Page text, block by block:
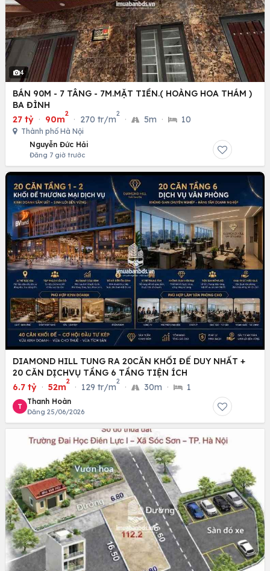
4
BÁN 90M - 7 TÂNG - 7M.MẶT TIỀN.( HOÀNG HOA THÁM )
BA ĐÌNH
27 tỷ · 90m
2
· 270 tr/m
2
· 5m · 10
Thành phố Hà Nội
Nguyễn Đức Hải
Đăng 7 giờ trước
DIAMOND HILL TUNG RA 20CĂN KHỐI ĐẾ DUY NHẤT +
20 CĂN DỊCHVỤ TẦNG 6 TẦNG TIỆN ÍCH
6.7 tỷ · 52m
2
· 129 tr/m
2
· 30m · 1
T
Thanh Hoàn
Đăng 25/06/2026